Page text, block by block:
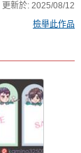
更新於:2025/08/12
檢舉此作品